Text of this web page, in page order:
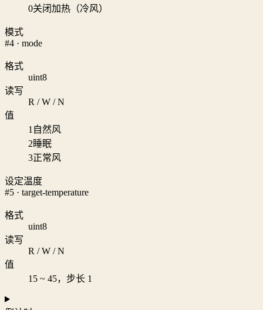
0关闭加热（冷风）
模式
#4 · mode
格式
uint8
读写
R / W / N
值
1 自然风
2睡眠
3正常风
设定温度
#5 · target-temperature
格式
uint8
读写
R / W / N
值
15 ~ 45，步长 1